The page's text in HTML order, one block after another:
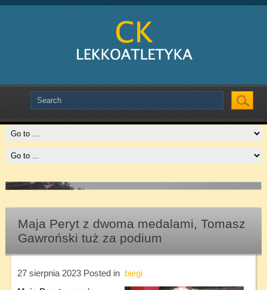
Slide # 2
Czytaj więcej
Maja Peryt z dwoma medalami, Tomasz
Gawroński tuż za podium
27 sierpnia 2023Posted in biegi